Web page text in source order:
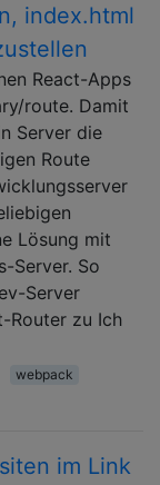
index.html
React-Apps
route. Damit
Server die
Route
Lösung mit
Server. So
Server
Router zu Ich
webpack
im Link